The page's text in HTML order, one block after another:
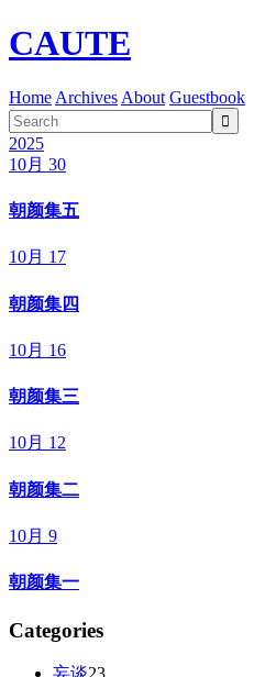
CAUTE
Home Archives About Guestbook

2025
10月 30
朝颜集五
10月 17
朝颜集四
10月 16
朝颜集三
10月 12
朝颜集二
10月 9
朝颜集一
Categories